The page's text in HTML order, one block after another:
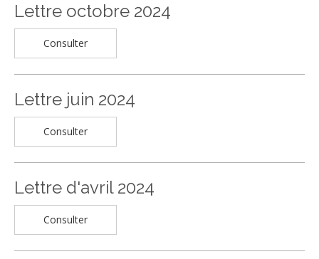
Lettre octobre 2024
Consulter
Lettre juin 2024
Consulter
Lettre d'avril 2024
Consulter